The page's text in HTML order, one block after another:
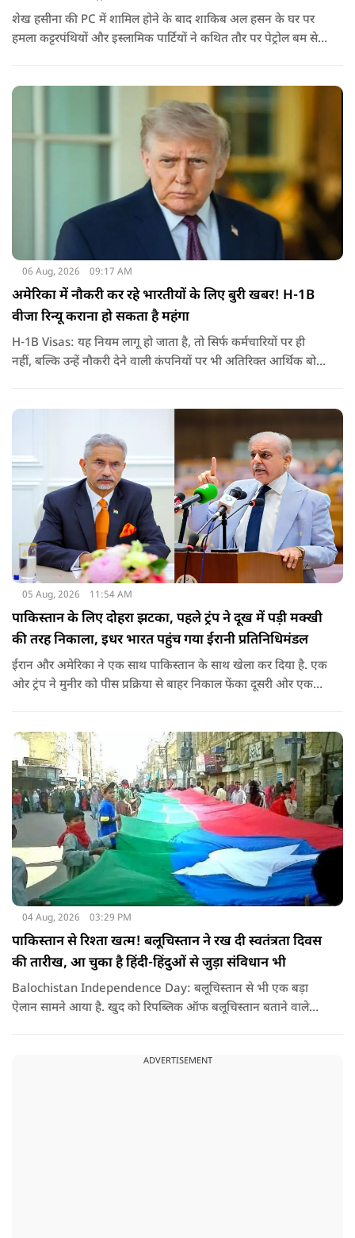
शेख हसीना की PC में शामिल होने के बाद शाकिब अल हसन के घर पर
हमला कट्टरपंथियों और इस्लामिक पार्टियों ने कथित तौर पर पेट्रोल बम से
जरिए संबोधन दिया था.
06 Aug, 2026 09:17 AM
अमेरिका में नौकरी कर रहे भारतीयों के लिए बुरी खबर! H-1B
वीजा रिन्यू कराना हो सकता है महंगा
H-1B Visas: यह नियम लागू हो जाता है, तो सिर्फ कर्मचारियों पर ही
नहीं, बल्कि उन्हें नौकरी देने वाली कंपनियों पर भी अतिरिक्त आर्थिक बोझ
वीजा का समय-समय पर नवीनीकरण कराते हैं.
05 Aug, 2026 11:54 AM
पाकिस्तान के लिए दोहरा झटका, पहले ट्रंप ने दूख में पड़ी मक्खी
की तरह निकाला, इधर भारत पहुंच गया ईरानी प्रतिनिधिमंडल
ईरान और अमेरिका ने एक साथ पाकिस्तान के साथ खेला कर दिया है. एक
ओर ट्रंप ने मुनीर को पीस प्रक्रिया से बाहर निकाल फेंका दूसरी ओर एक
04 Aug, 2026 03:29 PM
पाकिस्तान से रिश्ता खत्म! बलूचिस्तान ने रख दी स्वतंत्रता दिवस
की तारीख, आ चुका है हिंदी-हिंदुओं से जुड़ा संविधान भी
Balochistan Independence Day: बलूचिस्तान से भी एक बड़ा
ऐलान सामने आया है. खुद को रिपब्लिक ऑफ बलूचिस्तान बताने वाले
ADVERTISEMENT